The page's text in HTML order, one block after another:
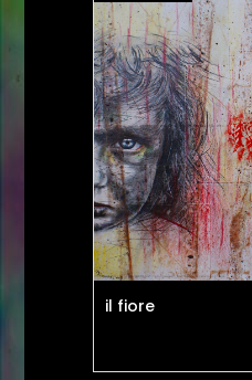
il fiore